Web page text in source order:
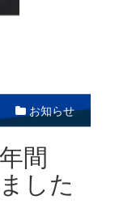
お知らせ
間
した